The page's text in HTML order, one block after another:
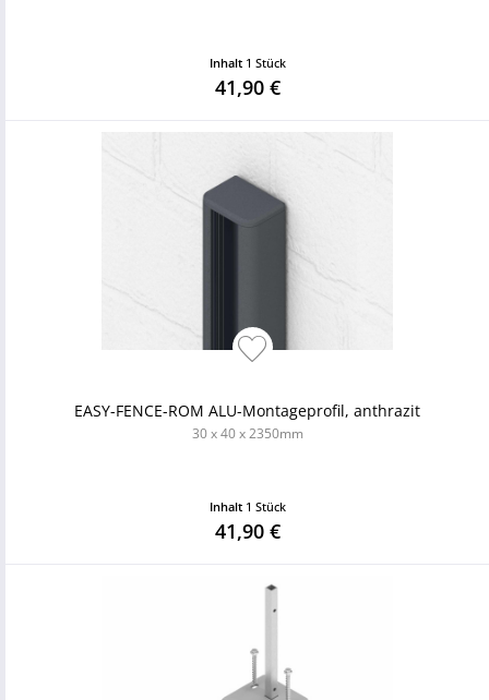
Inhalt 1 Stück
41,90 €
EASY-FENCE-ROM ALU-Montageprofil, anthrazit
30 x 40 x 2350mm
Inhalt 1 Stück
41,90 €